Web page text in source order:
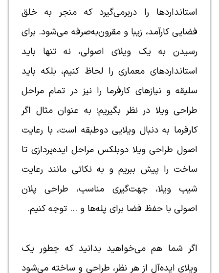
استانداردها را دربرمی‌گیرد که منجر به خلق
فضایی کارآمد، زیبا و مقرون‌به‌صرفه می‌شود. برای
رسیدن به یک ویلای اصولی، نه تنها باید
استانداردهای معماری را لحاظ کنیم، بلکه باید
سلیقه و نیازهای کارفرما را نیز در تمام مراحل
طراحی ویلا در نظر بگیریم؛ به عنوان مثال اگر
کارفرما به دنبال ویلایی دوطبقه است، با رعایت
اصول طراحی ویلا دوبلکس مراحل ایده‌پردازی تا
ساخت را پیش ببریم و به نکاتی مانند رعایت
شیب ویلا، جهت‌گیری مناسب، طراحی پلان
اصولی با حفظ فضا برای پله‌ها و … توجه کنیم.
اگر شما هم می‌خواهید بدانید که چطور یک
ویلای ایده‌آل از هر نظر، طراحی و ساخته می‌شود